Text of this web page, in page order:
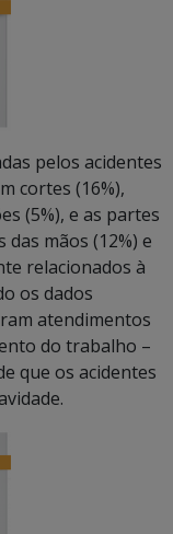
pelos acidentes
cortes (16%),
(5%), e as partes
mãos (12%) e
relacionados à
os dados
atendimentos
do trabalho –
que os acidentes